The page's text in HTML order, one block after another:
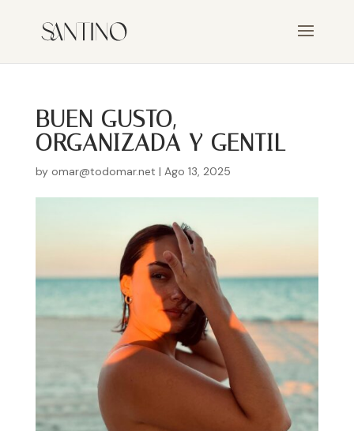
BUEN GUSTO,
ORGANIZADA Y GENTIL
by omar@todomar.net | Ago 13, 2025